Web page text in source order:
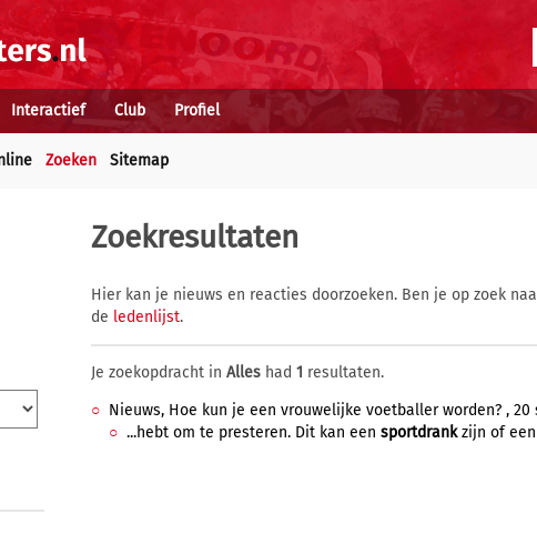
Interactief Club Profiel
Zoeken Sitemap
Zoekresultaten
Hier kan je nieuws en reacties doorzoeken. Ben je op zoek
de ledenlijst.
Je zoekopdracht in Alles had 1 resultaten.
Nieuws, Hoe kun je een vrouwelijke voetballer worden? , 20
...hebt om te presteren. Dit kan een sportdrankzijn of een